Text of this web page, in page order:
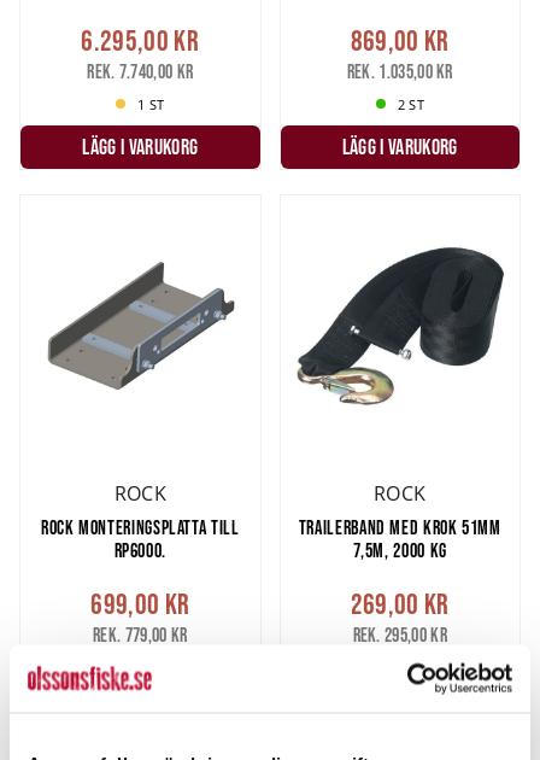
6.295,00 kr
Rek. 7.740,00 kr
1 ST
LÄGG I VARUKORG
869,00 kr
Rek. 1.035,00 kr
2 ST
LÄGG I VARUKORG
ROCK
ROCK MONTERINGSPLATTA TILL
RP6000.
699,00 kr
Rek. 779,00 kr
2 ST
ROCK
TRAILERBAND MED KROK 51MM
7,5M, 2000 KG
269,00 kr
Rek. 295,00 kr
5 ST